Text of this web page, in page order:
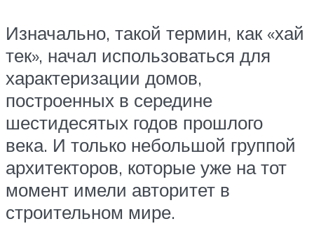
Изначально, такой термин, как «хай
тек», начал использоваться для
характеризации домов,
построенных в середине
шестидесятых годов прошлого
века. И только небольшой группой
архитекторов, которые уже на тот
момент имели авторитет в
строительном мире.